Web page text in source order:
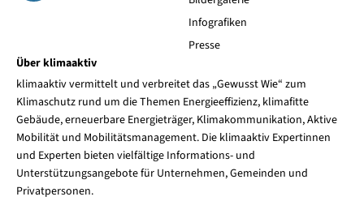
Infografiken
Presse
Über klimaaktiv
klimaaktiv vermittelt und verbreitet das „Gewusst Wie“ zum
Klimaschutz rund um die Themen Energieeffizienz, klimafitte
Gebäude, erneuerbare Energieträger, Klimakommunikation, Aktive
Mobilität und Mobilitätsmanagement. Die klimaaktiv Expertinnen
und Experten bieten vielfältige Informations- und
Unterstützungsangebote für Unternehmen, Gemeinden und
Privatpersonen.